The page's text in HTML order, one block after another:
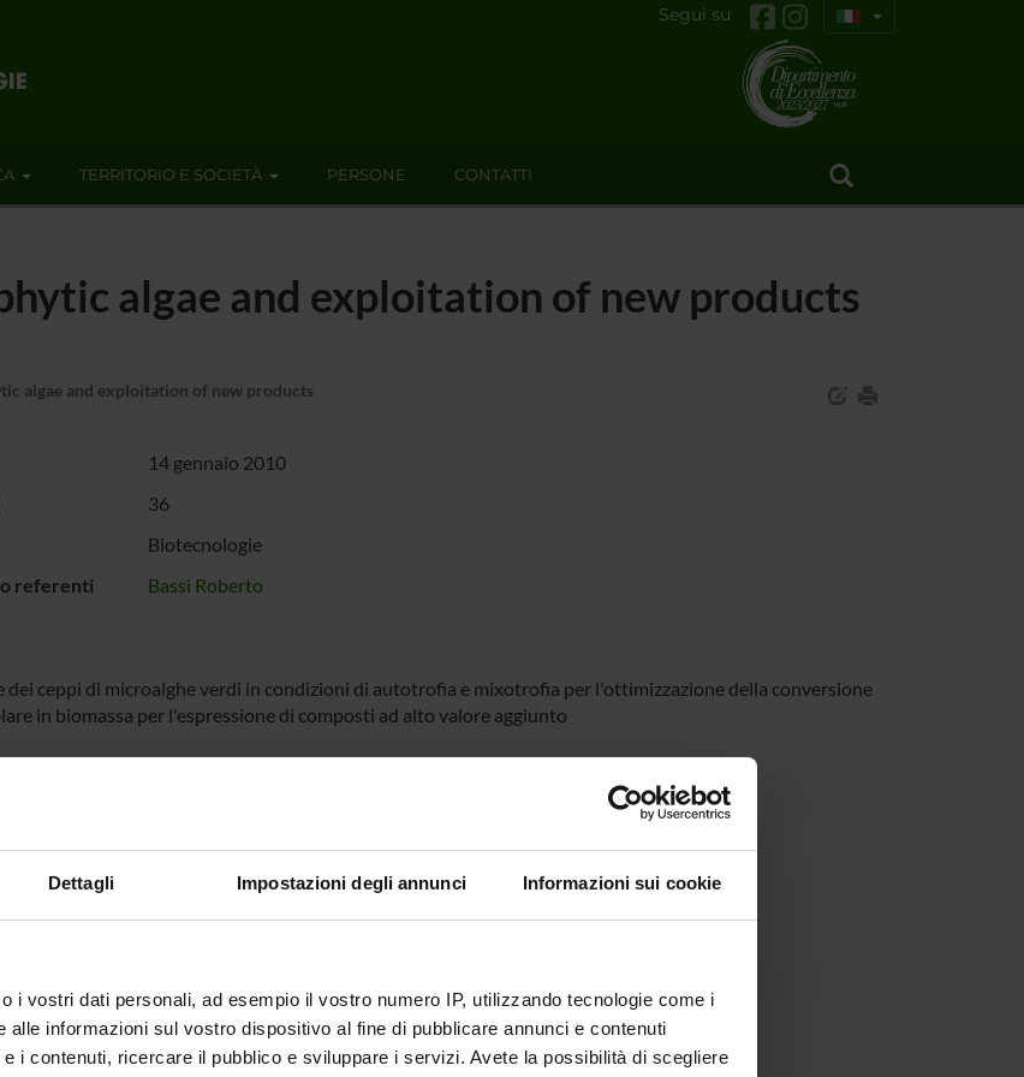
Dettagli Impostazioni degli annunci Informazioni sui cookie
i vostri dati personali, ad esempio il vostro numero IP, utilizzando tecnologie come i
informazioni sul vostro dispositivo al fine di pubblicare annunci e contenuti
i contenuti, ricercare il pubblico e sviluppare i servizi. Avete la possibilità di scegliere
Segui su
TERRITORIO E SOCIETÀ PERSONE CONTATTI
algae and exploitation of new products
algae and exploitation of new products
14 gennaio 2010
36
Biotecnologie
referenti
Bassi Roberto
dei ceppi di microalghe verdi in condizioni di autotrofia e mixotrofia per l'ottimizzazione della conversione
in biomassa per l'espressione di composti ad alto valore aggiunto
Studioso Senior